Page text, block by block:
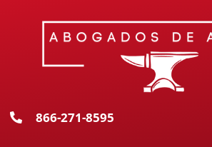
866-271-8595